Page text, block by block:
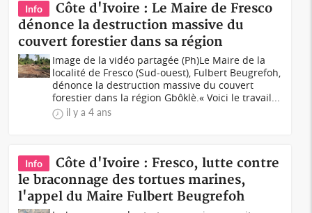
Info
Côte d'Ivoire : Le Maire de Fresco
dénonce la destruction massive du
couvert forestier dans sa région
Image de la vidéo partagée (Ph)Le Maire de la
localité de Fresco (Sud-ouest), Fulbert Beugrefoh,
dénonce la destruction massive du couvert
forestier dans la région Gbôklè.« Voici le travail...
il y a 4 ans
Info
Côte d'Ivoire : Fresco, lutte contre
le braconnage des tortues marines,
l'appel du Maire Fulbert Beugrefoh